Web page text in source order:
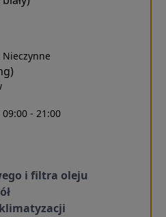
Nieczynne
09:00 - 21:00
i filtra oleju